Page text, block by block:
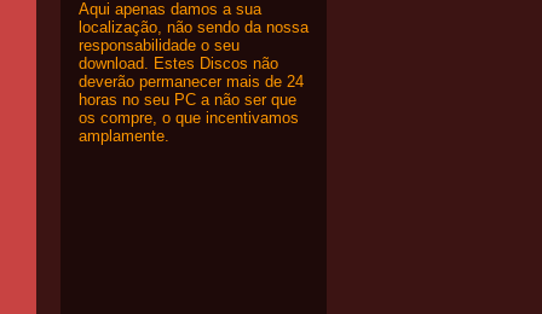
Aqui apenas damos a sua
localização, não sendo da nossa
responsabilidade o seu
download. Estes Discos não
deverão permanecer mais de 24
horas no seu PC a não ser que
os compre, o que incentivamos
amplamente.